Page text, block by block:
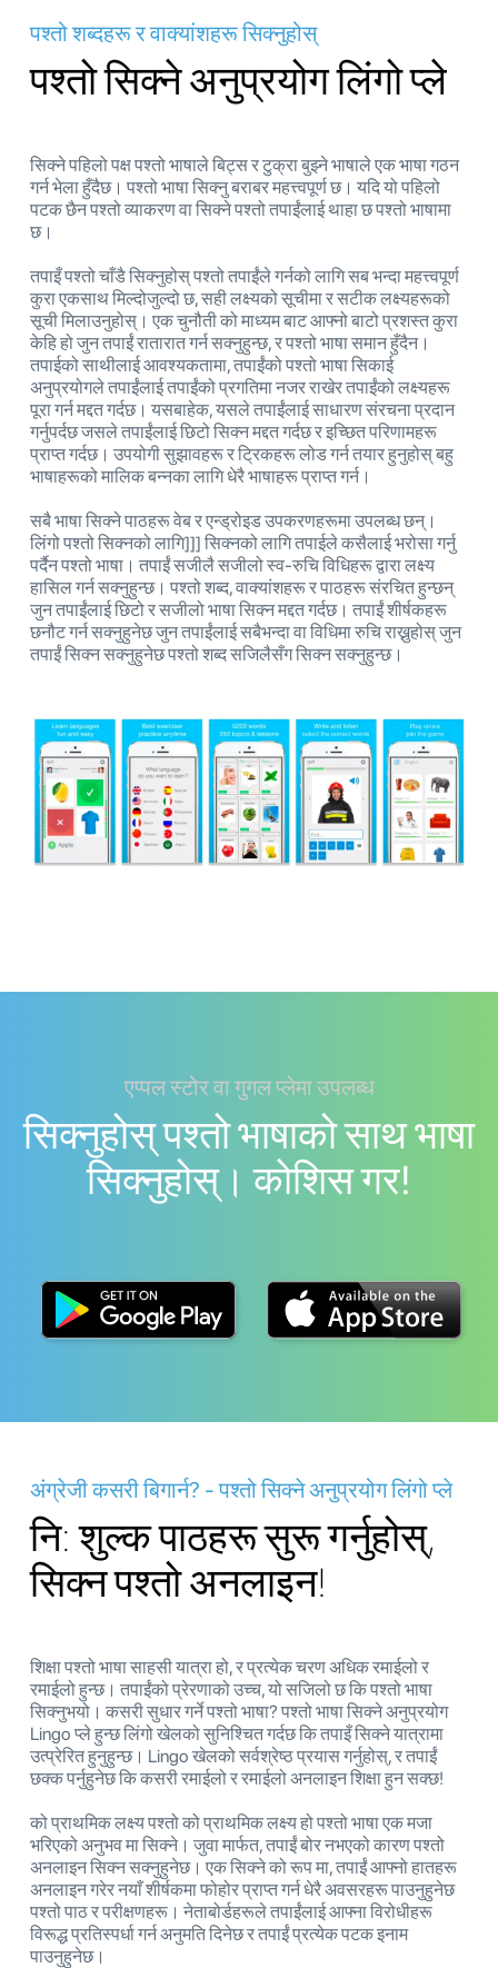
पश्तो शब्दहरू र वाक्यांशहरू सिक्नुहोस्
पश्तो सिक्ने अनुप्रयोग लिंगो प्ले
सिक्ने पहिलो पक्ष पश्तो भाषाले बिट्स र टुक्रा बुझ्ने भाषाले एक भाषा गठन
गर्न भेला हुँदैछ। पश्तो भाषा सिक्नु बराबर महत्त्वपूर्ण छ। यदि यो पहिलो
पटक छैन पश्तो व्याकरण वा सिक्ने पश्तो तपाईंलाई थाहा छ पश्तो भाषामा
छ।
तपाइँ पश्तो चाँडै सिक्नुहोस् पश्तो तपाईंले गर्नको लागि सब भन्दा महत्त्वपूर्ण
कुरा एकसाथ मिल्दोजुल्दो छ, सही लक्ष्यको सूचीमा र सटीक लक्ष्यहरूको
सूची मिलाउनुहोस्। एक चुनौती को माध्यम बाट आफ्नो बाटो प्रशस्त कुरा
केहि हो जुन तपाईं रातारात गर्न सक्नुहुन्छ, र पश्तो भाषा समान हुँदैन।
तपाईको साथीलाई आवश्यकतामा, तपाईंको पश्तो भाषा सिकाई
अनुप्रयोगले तपाईंलाई तपाईंको प्रगतिमा नजर राखेर तपाईंको लक्ष्यहरू
पूरा गर्न मद्दत गर्दछ। यसबाहेक, यसले तपाईंलाई साधारण संरचना प्रदान
गर्नुपर्दछ जसले तपाईंलाई छिटो सिक्न मद्दत गर्दछ र इच्छित परिणामहरू
प्राप्त गर्दछ। उपयोगी सुझावहरू र ट्रिकहरू लोड गर्न तयार हुनुहोस् बहु
भाषाहरूको मालिक बन्नका लागि धेरै भाषाहरू प्राप्त गर्न।
सबै भाषा सिक्ने पाठहरू वेब र एन्ड्रोइड उपकरणहरूमा उपलब्ध छन्।
लिंगो पश्तो सिक्नको लागि]]] सिक्नको लागि तपाईले कसैलाई भरोसा गर्नु
पर्दैन पश्तो भाषा। तपाईं सजीलै सजीलो स्व-रुचि विधिहरू द्वारा लक्ष्य
हासिल गर्न सक्नुहुन्छ। पश्तो शब्द, वाक्यांशहरू र पाठहरू संरचित हुन्छन्
जुन तपाईंलाई छिटो र सजीलो भाषा सिक्न मद्दत गर्दछ। तपाईं शीर्षकहरू
छनौट गर्न सक्नुहुनेछ जुन तपाईंलाई सबैभन्दा वा विधिमा रुचि राख्नुहोस् जुन
तपाईं सिक्न सक्नुहुनेछ पश्तो शब्द सजिलैसँग सिक्न सक्नुहुन्छ।
एप्पल स्टोर वा गुगल प्लेमा उपलब्ध
सिक्नुहोस् पश्तो भाषाको साथ भाषा
सिक्नुहोस्। काेशिस गर!
अंग्रेजी कसरी बिगार्न? - पश्तो सिक्ने अनुप्रयोग लिंगो प्ले
नि: शुल्क पाठहरू सुरू गर्नुहोस्,
सिक्न पश्तो अनलाइन!
शिक्षा पश्तो भाषा साहसी यात्रा हो, र प्रत्येक चरण अधिक रमाईलो र
रमाईलो हुन्छ। तपाईंको प्रेरणाको उच्च, यो सजिलो छ कि पश्तो भाषा
सिक्नुभयो। कसरी सुधार गर्ने पश्तो भाषा? पश्तो भाषा सिक्ने अनुप्रयोग
Lingo प्ले हुन्छ लिंगो खेलको सुनिश्चित गर्दछ कि तपाइँ सिक्ने यात्रामा
उत्प्रेरित हुनुहुन्छ। Lingo खेलको सर्वश्रेष्ठ प्रयास गर्नुहोस्, र तपाईं
छक्क पर्नुहुनेछ कि कसरी रमाईलो र रमाईलो अनलाइन शिक्षा हुन सक्छ!
को प्राथमिक लक्ष्य पश्तो को प्राथमिक लक्ष्य हो पश्तो भाषा एक मजा
भरिएको अनुभव मा सिक्ने। जुवा मार्फत, तपाईं बोर नभएको कारण पश्तो
अनलाइन सिक्न सक्नुहुनेछ। एक सिक्ने को रूप मा, तपाईं आफ्नो हातहरू
अनलाइन गरेर नयाँ शीर्षकमा फोहोर प्राप्त गर्न धेरै अवसरहरू पाउनुहुनेछ
पश्तो पाठ र परीक्षणहरू। नेताबोर्डहरूले तपाईंलाई आफ्ना विरोधीहरू
विरूद्ध प्रतिस्पर्धा गर्न अनुमति दिनेछ र तपाईं प्रत्येक पटक इनाम
पाउनुहुनेछ।